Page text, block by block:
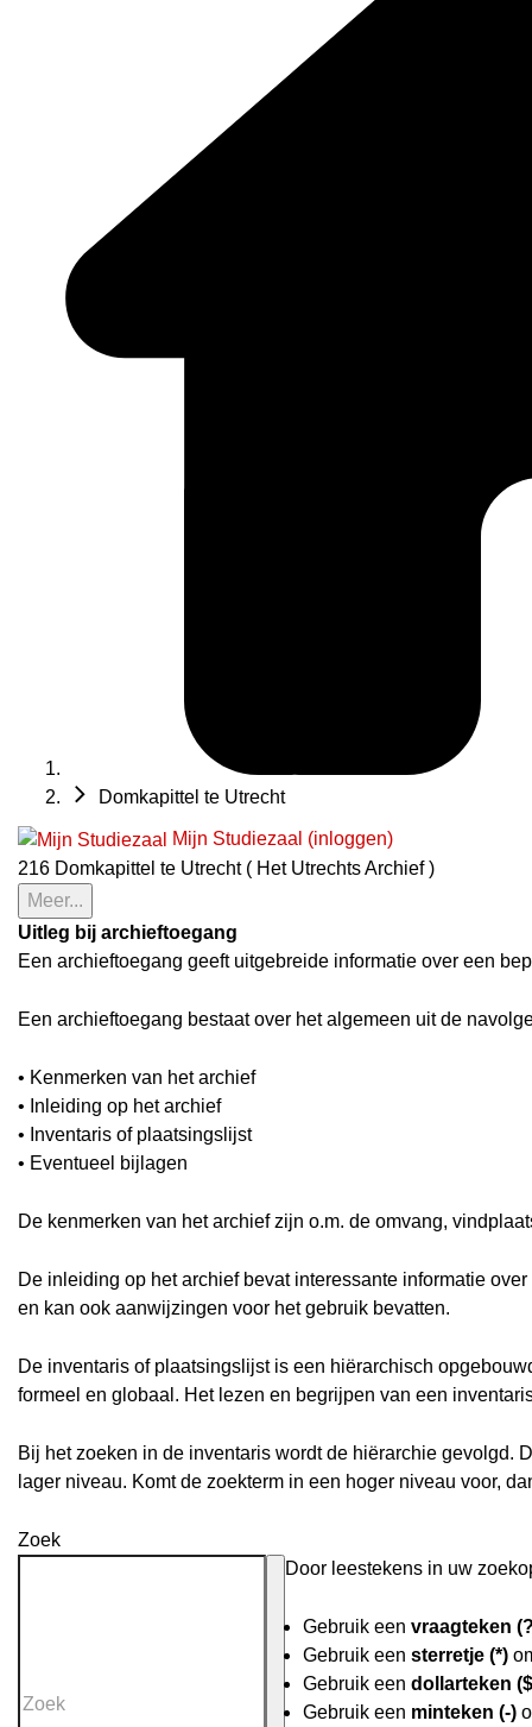
Domkapittel te Utrecht
Mijn Studiezaal (inloggen)
216 Domkapittel te Utrecht ( Het Utrechts Archief )
Meer...
Uitleg bij archieftoegang
Een archieftoegang geeft uitgebreide informatie over een
Een archieftoegang bestaat over het algemeen uit de
• Kenmerken van het archief
• Inleiding op het archief
• Inventaris of plaatsingslijst
• Eventueel bijlagen
De kenmerken van het archief zijn o.m. de omvang,
De inleiding op het archief bevat interessante informatie
en kan ook aanwijzingen voor het gebruik bevatten.
De inventaris of plaatsingslijst is een hiërarchisch
formeel en globaal. Het lezen en begrijpen van een
Bij het zoeken in de inventaris wordt de hiërarchie gevolgd.
lager niveau. Komt de zoekterm in een hoger niveau voor,
Zoek
Door leestekens in uw
Gebruik een vraagteken
Gebruik een sterretje (*)
Gebruik een dollarteken
Gebruik een minteken (-)